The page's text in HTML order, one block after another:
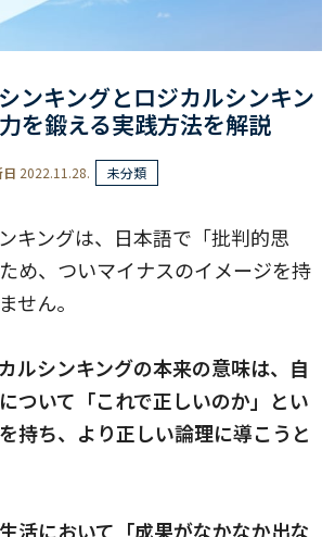
ンキングとロジカルシンキン
を鍛える実践方法を解説
2022.11.28. 未分類
キングは、日本語で「批判的思
め、ついマイナスのイメージを持
せん。
ルシンキングの本来の意味は、自
ついて「これで正しいのか」とい
持ち、より正しい論理に導こうと
活において「成果がなかなか出な